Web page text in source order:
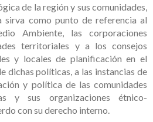
de la región y sus comunidades,
sirva como punto de referencia al
Ambiente, las corporaciones
territoriales y a los consejos
y locales de planificación en el
dichas políticas, a las instancias de
y política de las comunidades
y sus organizaciones étnico-
con su derecho interno.